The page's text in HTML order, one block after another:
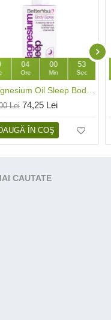
04
Ore
00
Min
53
Sec
Lei 74,25 Lei
ÎN COŞ
CAUTATE